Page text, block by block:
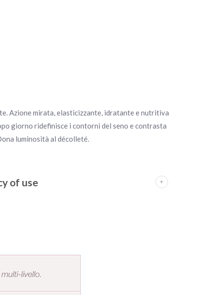
Azione mirata, elasticizzante, idratante e nutritiva
giorno ridefinisce i contorni del seno e contrasta
luminosità al décolleté.
of use